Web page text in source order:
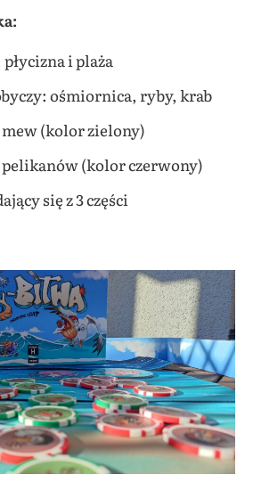
i plaża
ośmiornica, ryby, krab
mew (kolor zielony)
pelikanów (kolor czerwony)
się z 3 części